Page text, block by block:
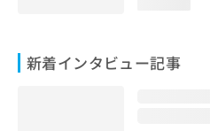
新着インタビュー記事